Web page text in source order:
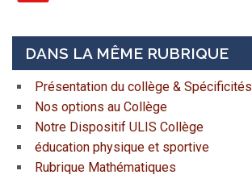
DANS LA MÊME RUBRIQUE
Présentation du collège & Spécificités
Nos options au Collège
Notre Dispositif ULIS Collège
éducation physique et sportive
Rubrique Mathématiques